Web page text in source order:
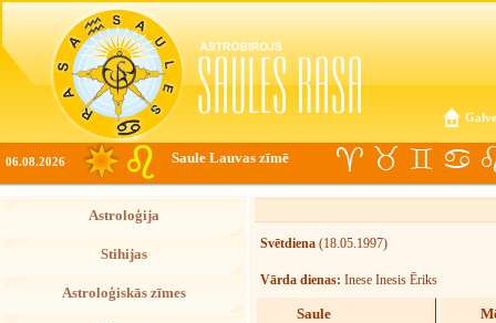
06.08.2026 Saule Lauvas zīmē
Astroloģija
Stihijas
Astroloģiskās zīmes
Svētdiena (18.05.1997)
Vārda dienas: Inese Inesis Ēriks
Saule